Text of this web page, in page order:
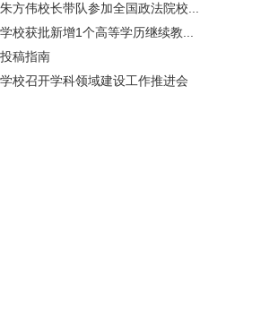
朱方伟校长带队参加全国政法院校...
学校获批新增1个高等学历继续教...
投稿指南
学校召开学科领域建设工作推进会